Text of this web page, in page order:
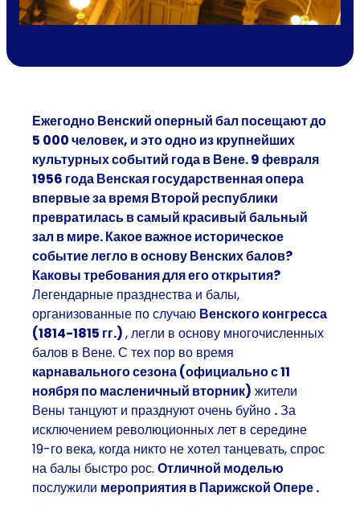
Ежегодно Венский оперный бал посещают до
5 000 человек, и это одно из крупнейших
культурных событий года в Вене. 9 февраля
1956 года Венская государственная опера
впервые за время Второй республики
превратилась в самый красивый бальный
зал в мире.Какое важное историческое
событие легло в основу Венских балов?
Каковы требования для его открытия?
Легендарные празднества и балы,
организованные по случаю Венского конгресса
(1814-1815 гг.), легли в основу многочисленных
балов в Вене. С тех пор во время
карнавального сезона (официально с 11
ноября по масленичный вторник) жители
Вены танцуют и празднуют очень буйно .За
исключением революционных лет в середине
19-го века, когда никто не хотел танцевать, спрос
на балы быстро рос. Отличной моделью
послужили мероприятия в Парижской Опере.